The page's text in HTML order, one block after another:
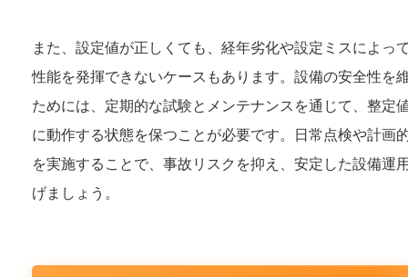
また、設定値が正しくても、経年劣化や設定ミスによっ
性能を発揮できないケースもあります。設備の安全性を
ためには、定期的な試験とメンテナンスを通じて、整定
に動作する状態を保つことが必要です。日常点検や計画
を実施することで、事故リスクを抑え、安定した設備運
げましょう。